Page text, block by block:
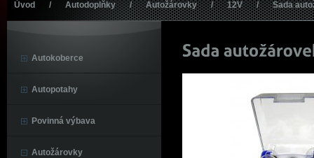
Úvod / Autodoplňky / Autožárovky / 12V / Sada
Autokoberce
Autopotahy
Povinná výbava
Autožárovky